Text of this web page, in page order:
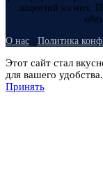
лицензий на них.
О нас Политика
Этот сайт стал
для вашего удобства.
Принять